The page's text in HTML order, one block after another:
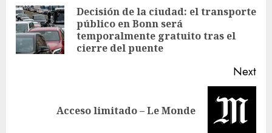
Decisión de la ciudad: el transporte
público en Bonn será
temporalmente gratuito tras el
cierre del puente
Next
Acceso limitado – Le Monde